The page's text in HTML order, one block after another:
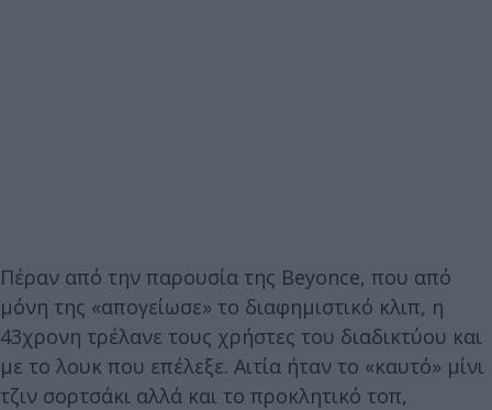
Πέραν από την παρουσία της Beyonce, που από
μόνη της «απογείωσε» το διαφημιστικό κλιπ, η
43χρονη τρέλανε τους χρήστες του διαδικτύου και
με το λουκ που επέλεξε. Αιτία ήταν το «καυτό» μίνι
τζιν σορτσάκι αλλά και το προκλητικό τοπ,